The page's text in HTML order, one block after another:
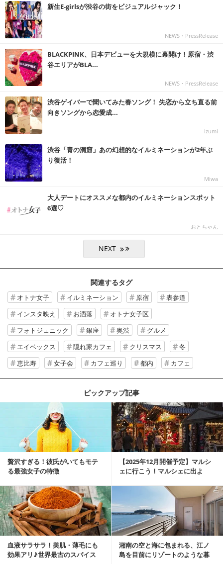
新生E-girlsが渋谷の街をビジュアルジャック！
NEWS・PressRelease
BLACKPINK、日本デビューを大規模に幕開け！原宿・渋
谷エリアがBLA...
NEWS・PressRelease
渋谷ゲイバーで聞いてみた春ソング！ 失恋から立ち直る前
向きソングから恋愛成...
izumi
渋谷「青の洞窟」あの幻想的なイルミネーションが2年ぶ
り復活！
Miwa
大人デートにオススメな都内のイルミネーションスポット
6選♡
おとちゃん
関連するタグ
オトナ女子 イルミネーション 原宿
表参道
インスタ映え
お洒落
オトナ女子区
フォトジェニック
銀座 奥渋
グルメ
エイベックス
隠れ家カフェ クリスマス
冬
恵比寿
女子会 カフェ巡り 都内 カフェ
ピックアップ記事
贅沢すぎる！彼氏がいてもモテ
る最強女子の特徴
【2025年12月開催予定】マルシ
ェに行こう！マルシェに出よ
血液サラサラ！美肌・薄毛にも
効果アリ♪世界最古のスパイス
湘南の空と海に包まれる、江ノ
島を目前にリゾートのような暮